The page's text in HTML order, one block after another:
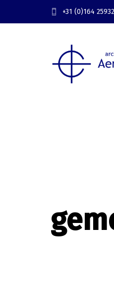
+31 (0)164